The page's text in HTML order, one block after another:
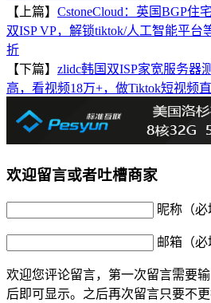
【上篇】 CstoneCloud：英国BGP住
双ISP VP，解锁tiktok/人工智能平台
折
【下篇】 zlidc韩国双ISP家宽服务器
高，看视频18万+，做Tiktok短视频
欢迎留言或者吐槽商家
昵称（必
邮箱（必
欢迎您评论留言，第一次留言需要
后即可显示。之后再次留言只要不